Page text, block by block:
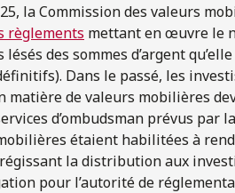
la Commission des valeurs
règlements mettant en œuvre le
des sommes d’argent
Dans le passé, les
matière de valeurs mobilières
d’ombudsman prévus
étaient habilitées à
la distribution aux
pour l’autorité de